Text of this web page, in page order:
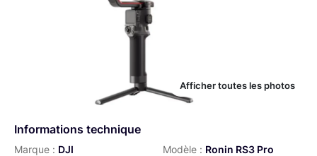
Afficher toutes les photos
Informations technique
Marque : DJI Modèle : Ronin RS3 Pro